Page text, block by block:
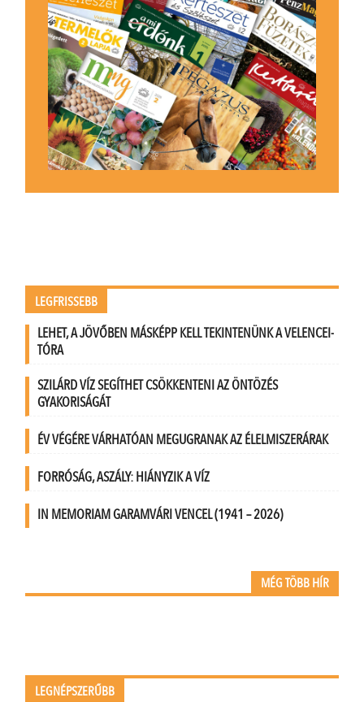
LEGFRISSEBB
LEHET, A JÖVŐBEN MÁSKÉPP KELL TEKINTENÜNK A VELENCEI-
TÓRA
SZILÁRD VÍZ SEGÍTHET CSÖKKENTENI AZ ÖNTÖZÉS
GYAKORISÁGÁT
ÉV VÉGÉRE VÁRHATÓAN MEGUGRANAK AZ ÉLELMISZERÁRAK
FORRÓSÁG, ASZÁLY: HIÁNYZIK A VÍZ
IN MEMORIAM GARAMVÁRI VENCEL (1941 – 2026)
MÉG TÖBB HÍR
LEGNÉPSZERŰBB